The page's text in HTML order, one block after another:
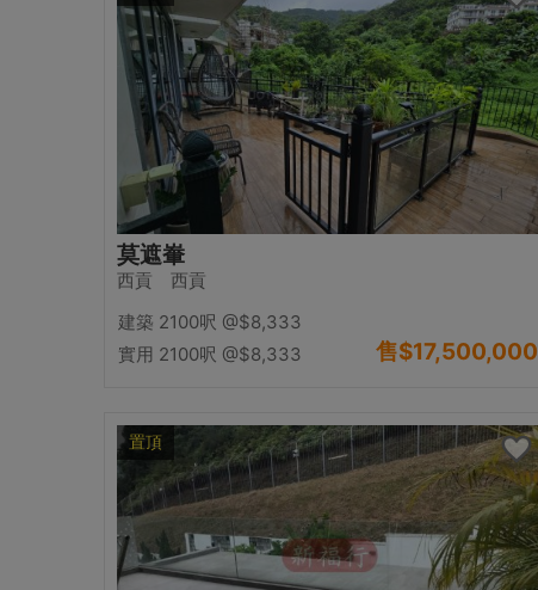
莫遮輋
西貢 西貢
建築 2100呎 @$8,333
實用 2100呎 @$8,333 售$17,500,000
置頂